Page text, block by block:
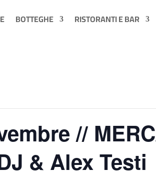
BOTTEGHE RISTORANTI E BAR
//
& Alex Testi